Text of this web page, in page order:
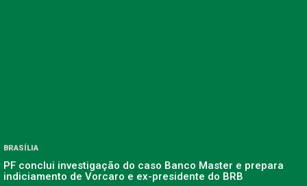
BRASÍLIA
PF conclui investigação do caso Banco Master e prepara
indiciamento de Vorcaro e ex-presidente do BRB